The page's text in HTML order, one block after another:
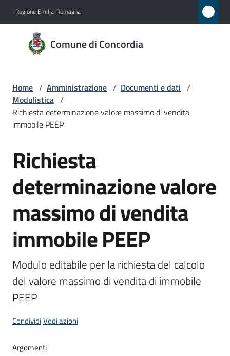
Regione Emilia-Romagna
Comune di Concordia
Comune
di
Amministrazione
Menu selezionato
Servizi
Vivere
Concordia
Periodico
Concordia
Comune
Sportello
SUE
Home / Amministrazione / Documenti e dati /
Modulistica /
Richiesta determinazione valore massimo di vendita
immobile PEEP
Salta al contenuto
Richiesta
determinazione valore
massimo di vendita
immobile PEEP
Modulo editabile per la richiesta del calcolo
del valore massimo di vendita di immobile
PEEP
CondividiVedi azioni
Argomenti